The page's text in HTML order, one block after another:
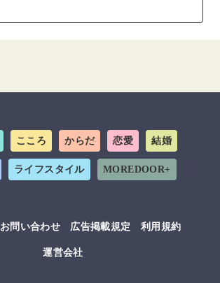
こころ からだ 恋愛 結婚
ライフスタイル MOREDOOR+
お問い合わせ 広告掲載規定
利用規約
運営会社